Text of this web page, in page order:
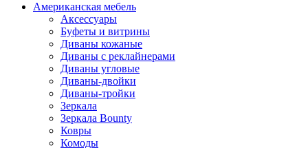
Американская мебель
Аксессуары
Буфеты и витрины
Диваны кожаные
Диваны с реклайнерами
Диваны угловые
Диваны-двойки
Диваны-тройки
Зеркала
Зеркала Bounty
Ковры
Комоды